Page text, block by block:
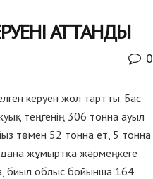
АТТАНДЫ
0
керуен жол тартты. Бас
теңгенің 306 тонна ауыл
төмен 52 тонна ет, 5 тонна
жұмыртқа жәрмеңкеге
биыл облыс бойынша 164